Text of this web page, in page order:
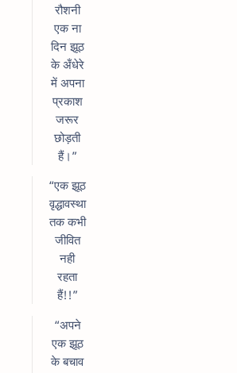
रौशनी
एक ना
दिन झूठ
के अँधेरे
में अपना
प्रकाश
जरूर
छोड़ती
हैं।”
“एक झूठ
वृद्धावस्था
तक कभी
जीवित
नही
रहता
हैं!!”
“अपने
एक झूठ
के बचाव